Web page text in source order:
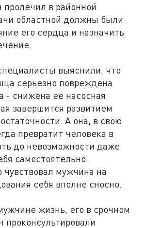
пролечил в районной
областной должны были
его сердца и назначить
выяснили, что
серьезно повреждена
- снижена ее насосная
завершится развитием
А она, в свою
превратит человека в
до невозможности даже
самостоятельно.
чувствовал мужчина на
себя вполне сносно.
жизнь, его в срочном
проконсультировали